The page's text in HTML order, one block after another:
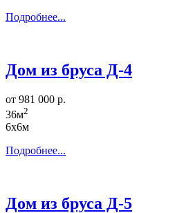
Подробнее...
Дом из бруса Д-4
от 981 000 р.
36м2
6х6м
Подробнее...
Дом из бруса Д-5